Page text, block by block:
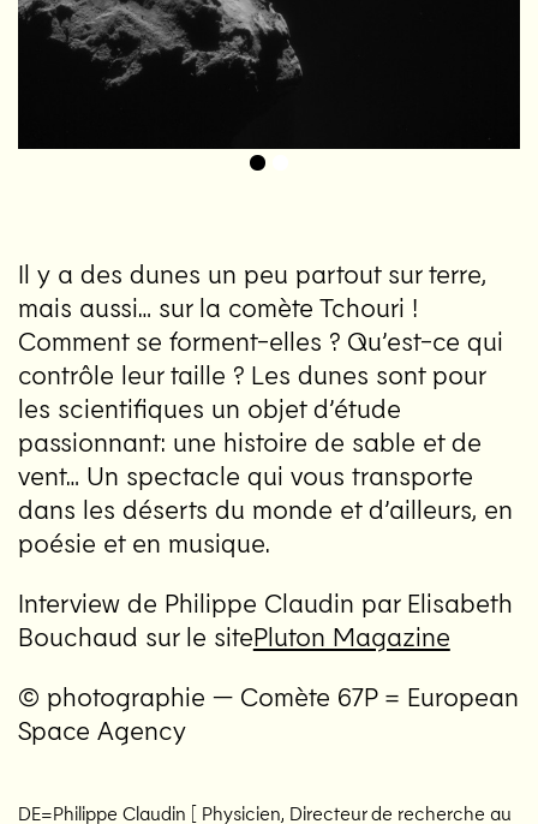
Il y a des dunes un peu partout sur terre,
mais aussi… sur la comète Tchouri !
Comment se forment-elles ? Qu’est-ce qui
contrôle leur taille ? Les dunes sont pour
les scientifiques un objet d’étude
passionnant: une histoire de sable et de
vent… Un spectacle qui vous transporte
dans les déserts du monde et d’ailleurs, en
poésie et en musique.
Interview de Philippe Claudin par Elisabeth
Bouchaud sur le sitePluton Magazine
© photographie — Comète 67P= European
Space Agency
DE=Philippe Claudin [ Physicien, Directeur de recherche au